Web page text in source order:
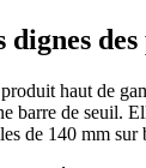
dignes
haut de
barre de seuil.
de 140 mm